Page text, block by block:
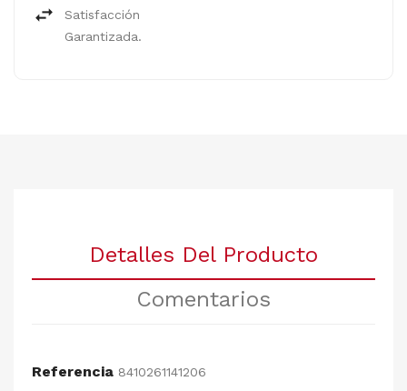
Satisfacción
Garantizada.
Detalles Del Producto
Comentarios
Referencia 8410261141206